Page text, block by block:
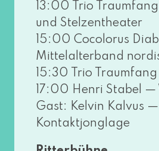
13:00 Trio
und Stelzentheater
15:00 Cocolorus
Mittelalterband
15:30 Trio
17:00 Henri Stabel —
Gast: Kelvin Kalvus
Kontaktjonglage